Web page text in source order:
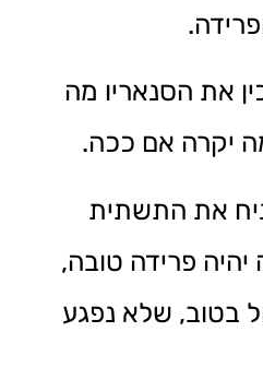
את הסנאריו מה
יקרה אם ככה.
את התשתית
פרידה טובה,
בטוב, שלא נפגע